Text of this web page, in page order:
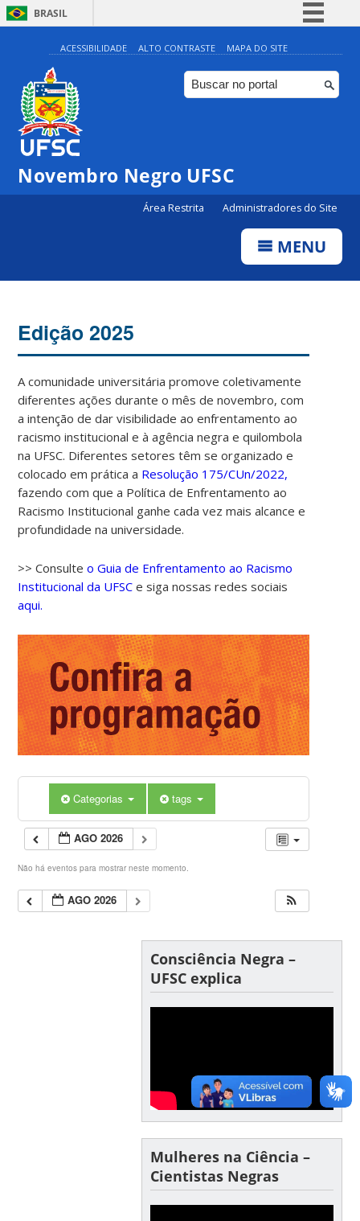
BRASIL
Simplifique!
Comunica BR
Participe
ACESSIBILIDADE ALTO CONTRASTE MAPA DO SITE
Novembro Negro UFSC
Área Restrita Administradores do Site
MENU
Edição 2025
A comunidade universitária promove coletivamente
diferentes ações durante o mês de novembro, com
a intenção de dar visibilidade ao enfrentamento ao
racismo institucional e à agência negra e quilombola
na UFSC. Diferentes setores têm se organizado e
colocado em prática a Resolução 175/CUn/2022,
fazendo com que a Política de Enfrentamento ao
Racismo Institucional ganhe cada vez mais alcance e
profundidade na universidade.
>> Consulteo Guia de Enfrentamento ao Racismo
Institucional da UFSC e siga nossas redes sociais
aqui.
Categorias tags
AGO 2026
Não há eventos para mostrar neste momento.
AGO 2026
Consciência Negra –
UFSC explica
Mulheres na Ciência –
Cientistas Negras